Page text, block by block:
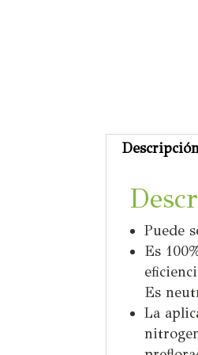
Puede
Es
Es
La